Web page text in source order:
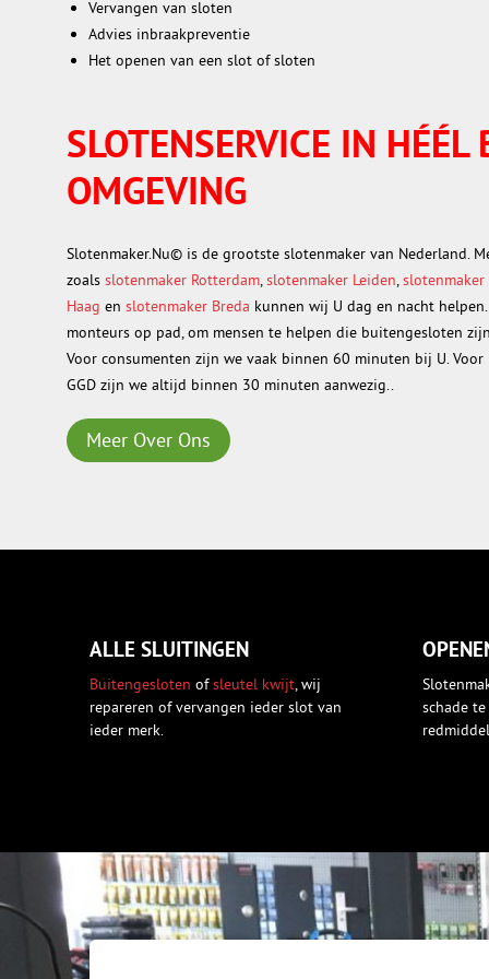
Vervangen van sloten
Advies inbraakpreventie
Het openen van een slot of sloten
SLOTENSERVICE IN HÉÉL
OMGEVING
Slotenmaker.Nu© is de grootste slotenmaker van Nederland.
zoals slotenmaker Rotterdam,slotenmaker Leiden,
Haag en slotenmaker Breda kunnen wij U dag en nacht
monteurs op pad, om mensen te helpen die buitengesloten
Voor consumenten zijn we vaak binnen 60 minuten bij U.
GGD zijn we altijd binnen 30 minuten aanwezig..
Meer Over Ons
ALLE SLUITINGEN
Buitengesloten ofsleutel kwijt, wij
repareren of vervangen ieder slot van
ieder merk.
schade